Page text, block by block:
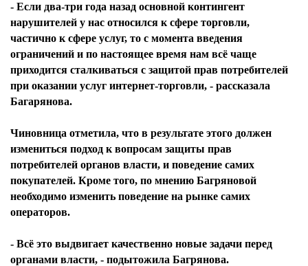
- Если два-три года назад основной контингент
нарушителей у нас относился к сфере торговли,
частично к сфере услуг, то с момента введения
ограничений и по настоящее время нам всё чаще
приходится сталкиваться с защитой прав потребителей
при оказании услуг интернет-торговли, - рассказала
Багарянова.
Чиновница отметила, что в результате этого должен
измениться подход к вопросам защиты прав
потребителей органов власти, и поведение самих
покупателей. Кроме того, по мнению Багряновой
необходимо изменить поведение на рынке самих
операторов.
- Всё это выдвигает качественно новые задачи перед
органами власти, - подытожила Багрянова.